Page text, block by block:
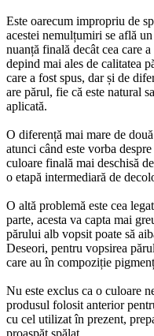
Este oarecum impropriu de
acestei nemulțumiri se află
nuanță finală decât cea care
depind mai ales de calitatea
care a fost spus, dar și de
are părul, fie că este natural
aplicată.
O diferență mai mare de
atunci când este vorba
culoare finală mai deschisă
o etapă intermediară de
O altă problemă este cea
parte, acesta va capta mai
părului alb vopsit poate să
Deseori, pentru vopsirea
care au în compoziție
Nu este exclus ca o culoare
produsul folosit anterior
cu cel utilizat în prezent,